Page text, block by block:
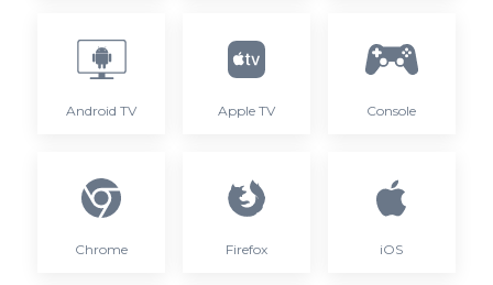
Android TV Apple TV Console
Chrome Firefox iOS